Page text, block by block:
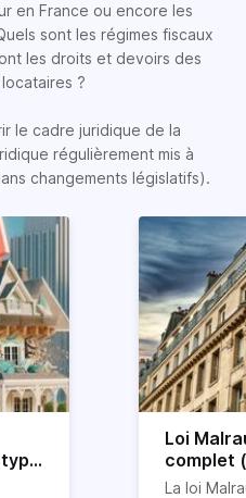
en France ou encore les
sont les régimes fiscaux
les droits et devoirs des
?
le cadre juridique de la
régulièrement mis à
changements législatifs).
Loi
complet
La loi